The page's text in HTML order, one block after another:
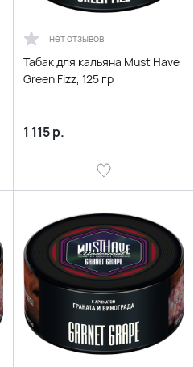
нет отзывов
Табак для кальяна Must Have
Green Fizz, 125 гр
1 115р.